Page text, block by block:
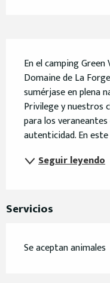
En el camping
Domaine de La
sumérjase en plena
Privilege y nuestros
para los
autenticidad. En
Seguir leyendo
Servicios
Se aceptan animales